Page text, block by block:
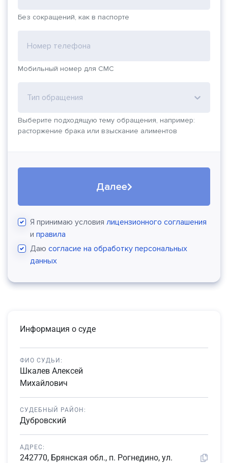
Без сокращений, как в паспорте
Номер телефона
Мобильный номер для СМС
Тип обращения
Выберите подходящую тему обращения, например:
расторжение брака или взыскание алиментов
Далее
Я принимаю условия лицензионного соглашения
и правила
Даю согласие на обработку персональных
данных
Информация о суде
ФИО СУДЬИ:
Шкалев Алексей
Михайлович
СУДЕБНЫЙ РАЙОН:
Дубровский
АДРЕС:
242770, Брянская обл., п. Рогнедино, ул.